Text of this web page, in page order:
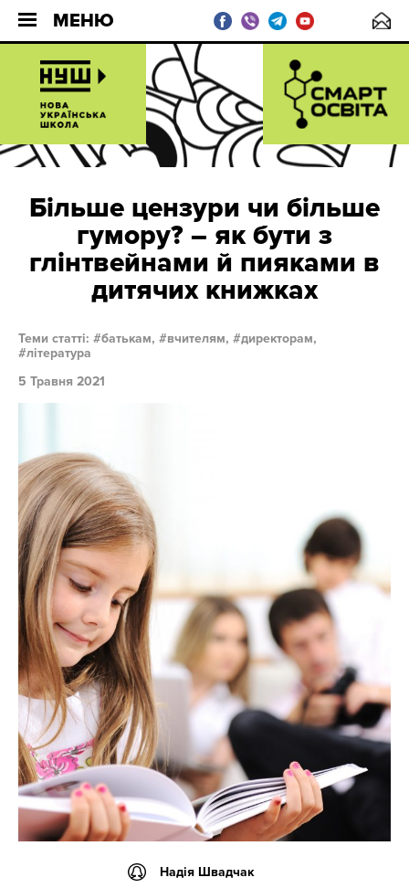
МЕНЮ
Більше цензури чи більше
гумору? – як бути з
глінтвейнами й пияками в
дитячих книжках
Теми статті: батькам, вчителям,
директорам,
література
5 Травня 2021
Надія Швадчак